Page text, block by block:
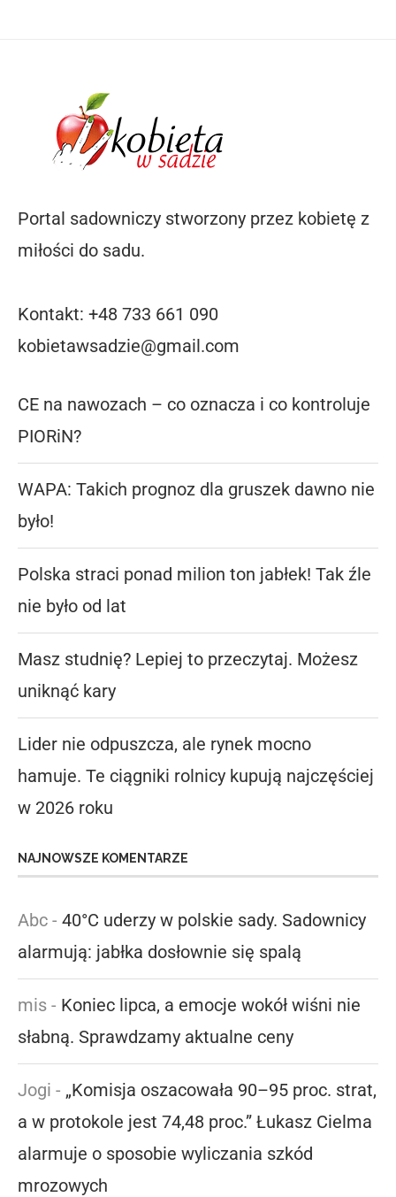
Portal sadowniczy stworzony przez kobietę z
miłości do sadu.
Kontakt: +48 733 661 090
kobietawsadzie@gmail.com
CE na nawozach – co oznacza i co kontroluje
PIORiN?
WAPA: Takich prognoz dla gruszek dawno nie
było!
Polska straci ponad milion ton jabłek! Tak źle
nie było od lat
Masz studnię? Lepiej to przeczytaj. Możesz
uniknąć kary
Lider nie odpuszcza, ale rynek mocno
hamuje. Te ciągniki rolnicy kupują najczęściej
w 2026 roku
NAJNOWSZE KOMENTARZE
Abc - 40°C uderzy w polskie sady. Sadownicy
alarmują: jabłka dosłownie się spalą
mis - Koniec lipca, a emocje wokół wiśni nie
słabną. Sprawdzamy aktualne ceny
Jogi - „Komisja oszacowała 90–95 proc. strat,
a w protokole jest 74,48 proc.” Łukasz Cielma
alarmuje o sposobie wyliczania szkód
mrozowych